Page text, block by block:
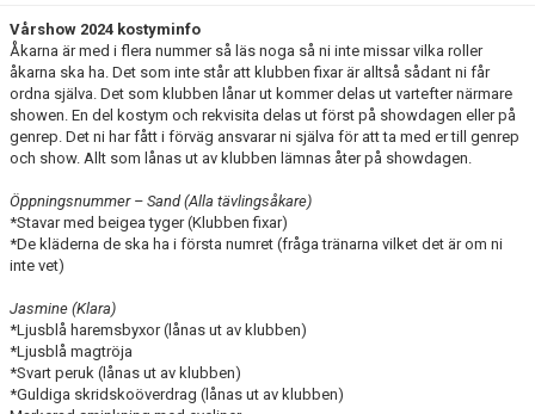
VÅRA GRUPPER
ÅKARINFORMATION
VÅRA TRÄNARE
EVENEMANG
INFORMATION
KLUBBKLÄDER
AVGIFTER
Vårshow 2024 kostyminfo
Åkarna är med i flera nummer så läs noga så ni inte missar vilka roller
åkarna ska ha. Det som inte står att klubben fixar är alltså sådant ni får
ordna själva. Det som klubben lånar ut kommer delas ut vartefter närmare
showen. En del kostym och rekvisita delas ut först på showdagen eller på
genrep. Det ni har fått i förväg ansvarar ni själva för att ta med er till genrep
och show. Allt som lånas ut av klubben lämnas åter på showdagen.
Öppningsnummer – Sand (Alla tävlingsåkare)
*Stavar med beigea tyger (Klubben fixar)
*De kläderna de ska ha i första numret (fråga tränarna vilket det är om ni
inte vet)
Jasmine (Klara)
*Ljusblå haremsbyxor (lånas ut av klubben)
*Ljusblå magtröja
*Svart peruk (lånas ut av klubben)
*Guldiga skridskoöverdrag (lånas ut av klubben)